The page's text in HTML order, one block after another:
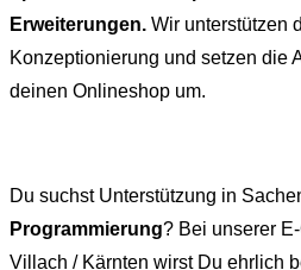
Erweiterungen. Wir unterstützen
Konzeptionierung und setzen die
deinen Onlineshop um.
Du suchst Unterstützung in
Programmierung? Bei unserer
Villach / Kärnten wirst Du ehrlich